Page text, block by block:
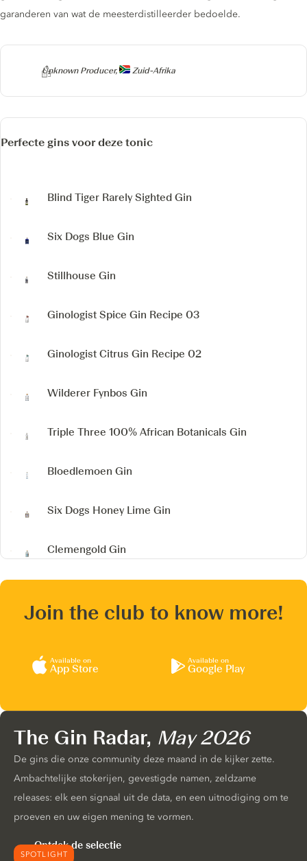
Producer
Unknown Producer, Zuid-Afrika
garanderen van wat de meesterdistilleerder bedoelde.
Perfecte gins voor deze tonic
Blind Tiger Rarely Sighted Gin
Six Dogs Blue Gin
Stillhouse Gin
Ginologist Spice Gin Recipe 03
Ginologist Citrus Gin Recipe 02
Wilderer Fynbos Gin
Triple Three 100% African Botanicals Gin
Bloedlemoen Gin
Six Dogs Honey Lime Gin
Clemengold Gin
Join the club to know more!
Available on
App Store
Available on
Google Play
SPOTLIGHT
The Gin Radar, May 2026
De gins die onze community deze maand in de kijker zette.
Ambachtelijke stokerijen, gevestigde namen, zeldzame
releases: elk een signaal uit de data, en een uitnodiging om te
proeven en uw eigen mening te vormen.
Ontdek de selectie